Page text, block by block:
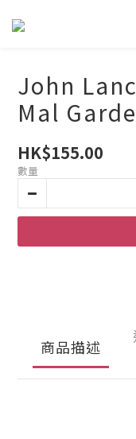
John
Mal
HK$155.00
數量
商品描述